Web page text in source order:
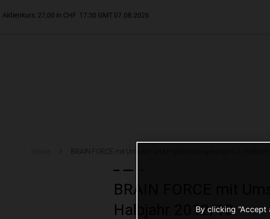
BRAIN FORCE mit Umsatz- und Ergebnissteigerung im 1. Halbjahr
BRAIN FORCE mit
Halbjahr 2012/13
By clicking